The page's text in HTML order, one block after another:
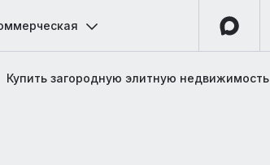
Купить загородную элитную недвижимость